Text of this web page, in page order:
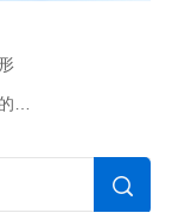
CAD中快速测量图形两点间距离的方法